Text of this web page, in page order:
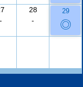
-
28
-
29
◎